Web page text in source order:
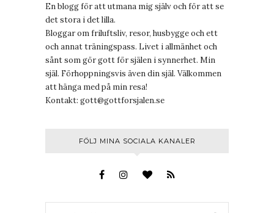
En blogg för att utmana mig själv och för att se
det stora i det lilla.
Bloggar om friluftsliv, resor, husbygge och ett
och annat träningspass. Livet i allmänhet och
sånt som gör gott för själen i synnerhet. Min
själ. Förhoppningsvis även din själ. Välkommen
att hänga med på min resa!
Kontakt: gott@gottforsjalen.se
FÖLJ MINA SOCIALA KANALER